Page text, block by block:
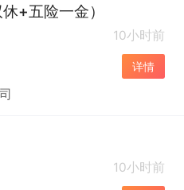
+五险一金）
10小时前
详情
10小时前